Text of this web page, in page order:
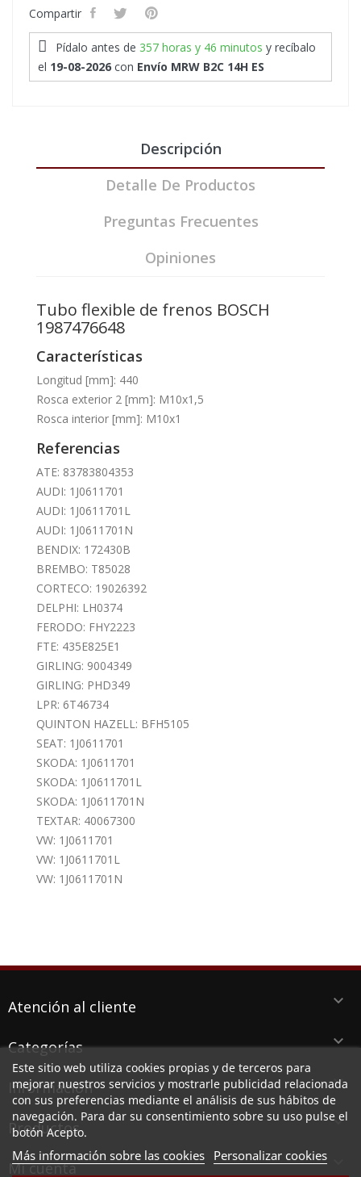
Compartir
Pídalo antes de 357 horas y 46 minutos y recíbalo
el 19-08-2026 con Envío MRW B2C 14H ES
Descripción
Detalle De Productos
Preguntas Frecuentes
Opiniones
Tubo flexible de frenos BOSCH
1987476648
Características
Longitud [mm]: 440
Rosca exterior 2 [mm]: M10x1,5
Rosca interior [mm]: M10x1
Referencias
ATE: 83783804353
AUDI: 1J0611701
AUDI: 1J0611701L
AUDI: 1J0611701N
BENDIX: 172430B
BREMBO: T85028
CORTECO: 19026392
DELPHI: LH0374
FERODO: FHY2223
FTE: 435E825E1
GIRLING: 9004349
GIRLING: PHD349
LPR: 6T46734
QUINTON HAZELL: BFH5105
SEAT: 1J0611701
SKODA: 1J0611701
SKODA: 1J0611701L
SKODA: 1J0611701N
TEXTAR: 40067300
VW: 1J0611701
VW: 1J0611701L
VW: 1J0611701N
Atención al cliente keyboard_arrow_down
Categorías keyboard_arrow_down
Información keyboard_arrow_down
Productos keyboard_arrow_down
Mi cuenta
Este sitio web utiliza cookies propias y de terceros para
mejorar nuestros servicios y mostrarle publicidad relacionada
con sus preferencias mediante el análisis de sus hábitos de
navegación. Para dar su consentimiento sobre su uso pulse el
botón Acepto.
Más información sobre las cookies Personalizar cookies